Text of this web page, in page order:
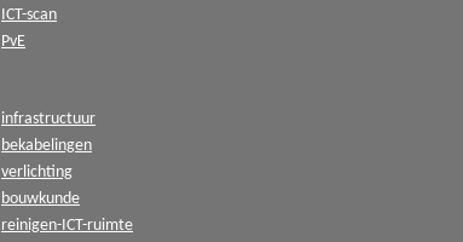
ICT-scan
PvE
infrastructuur
bekabelingen
verlichting
bouwkunde
reinigen-ICT-ruimte